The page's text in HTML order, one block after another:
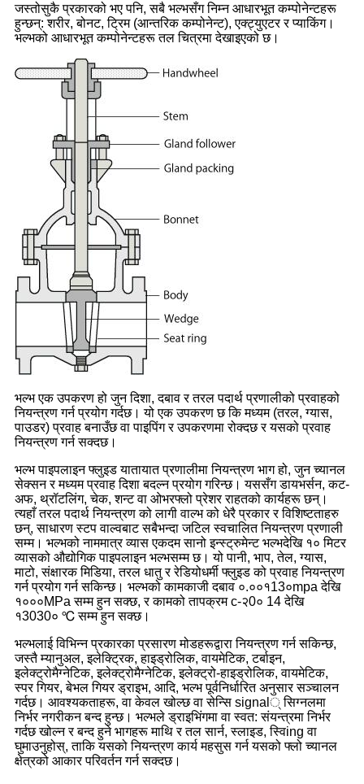
जस्तोसुकै प्रकारको भए पनि, सबै भल्भसँग निम्न आधारभूत कम्पोनेन्टहरू
हुन्छन्: शरीर, बोनट, ट्रिम (आन्तरिक कम्पोनेन्ट), एक्ट्युएटर र प्याकिंग।
भल्भको आधारभूत कम्पोनेन्टहरू तल चित्रमा देखाइएको छ।
भल्भ एक उपकरण हो जुन दिशा, दबाव र तरल पदार्थ प्रणालीको प्रवाहको
नियन्त्रण गर्न प्रयोग गर्दछ। यो एक उपकरण छ कि मध्यम (तरल, ग्यास,
पाउडर) प्रवाह बनाउँछ वा पाइपिंग र उपकरणमा रोक्दछ र यसको प्रवाह
नियन्त्रण गर्न सक्दछ।
भल्भ पाइपलाइन फ्लुइड यातायात प्रणालीमा नियन्त्रण भाग हो, जुन च्यानल
सेक्सन र मध्यम प्रवाह दिशा बदल्न प्रयोग गरिन्छ। यससँग डायभर्सन, कट-
अफ, थ्रॉटलिंग, चेक, शन्ट वा ओभरफ्लो प्रेशर राहतको कार्यहरू छन्।
त्यहाँ तरल पदार्थ नियन्त्रण को लागी वाल्भ को धेरै प्रकार र विशिष्टताहरु
छन्, साधारण स्टप वाल्वबाट सबैभन्दा जटिल स्वचालित नियन्त्रण प्रणाली
सम्म। भल्भको नाममात्र व्यास एकदम सानो इन्स्ट्रुमेन्ट भल्भदेखि १० मिटर
व्यासको औद्योगिक पाइपलाइन भल्भसम्म छ। यो पानी, भाप, तेल, ग्यास,
माटो, संक्षारक मिडिया, तरल धातु र रेडियोधर्मी फ्लुइड को प्रवाह नियन्त्रण
गर्न प्रयोग गर्न सकिन्छ। भल्भको कामकाजी दबाव ०.००१13०mpa देखि
१०००MPa सम्म हुन सक्छ, र कामको तापक्रम c-२0० 14 देखि
१3030० ℃ सम्म हुन सक्छ।
भल्भलाई विभिन्न प्रकारका प्रसारण मोडहरूद्वारा नियन्त्रण गर्न सकिन्छ,
जस्तै म्यानुअल, इलेक्ट्रिक, हाइड्रोलिक, वायमेटिक, टर्बाइन,
इलेक्ट्रोमैग्नेटिक, इलेक्ट्रोमैग्नेटिक, इलेक्ट्रो-हाइड्रोलिक, वायमेटिक,
स्पर गियर, बेभल गियर ड्राइभ, आदि, भल्भ पूर्वनिर्धारित अनुसार सञ्चालन
गर्दछ। आवश्यकताहरू, वा केवल खोल्छ वा सेन्सि signal् सिग्नलमा
निर्भर नगरीकन बन्द हुन्छ। भल्भले ड्राइभिंगमा वा स्वत: संयन्त्रमा निर्भर
गर्दछ खोल्न र बन्द हुने भागहरू माथि र तल सार्न, स्लाइड, स्विing वा
घुमाउनुहोस्, ताकि यसको नियन्त्रण कार्य महसुस गर्न यसको फ्लो च्यानल
क्षेत्रको आकार परिवर्तन गर्न सक्दछ।